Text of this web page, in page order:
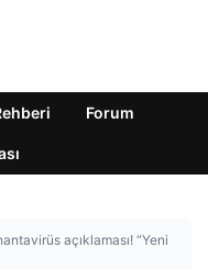
Forum
açıklaması! “Yeni